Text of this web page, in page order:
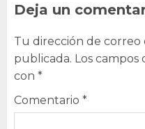
Deja un
Tu dirección de correo
publicada. Los campos
con *
Comentario *